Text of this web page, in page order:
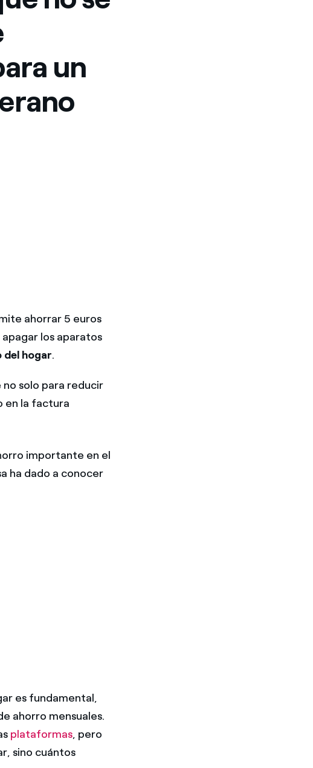
un
ahorrar 5 euros
los aparatos
del hogar.
solo para reducir
en la factura
importante en el
ha dado a conocer
es fundamental,
ahorro mensuales.
plataformas, pero
sino cuántos